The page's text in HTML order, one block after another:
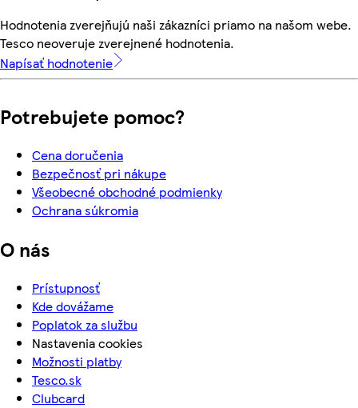
Hodnotenia zverejňujú naši zákazníci priamo na našom webe.
Tesco neoveruje zverejnené hodnotenia.
Napísať hodnotenie
Potrebujete pomoc?
Cena doručenia
Bezpečnosť pri nákupe
Všeobecné obchodné podmienky
Ochrana súkromia
O nás
Prístupnosť
Kde dovážame
Poplatok za službu
Nastavenia cookies
Možnosti platby
Tesco.sk
Clubcard